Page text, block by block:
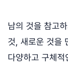
남의 것을 참고
것, 새로운 것을
다양하고 구체